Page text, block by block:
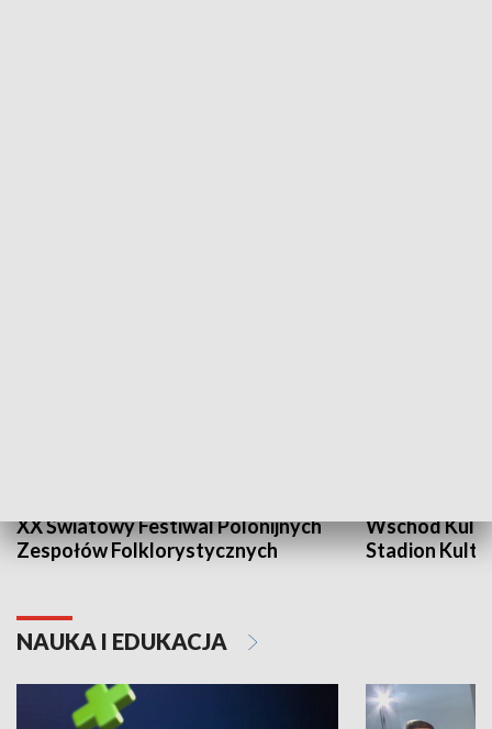
XX Światowy Festiwal Polonijnych
Zespołów Folklorystycznych
Wschód
Stadion
NAUKA I EDUKACJA